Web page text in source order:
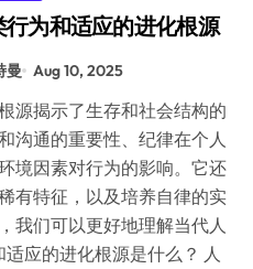
为和适应的进化根源
曼 Aug 10, 2025
沟通的重要性、纪律在个人
境因素对行为的影响。它还
有特征，以及培养自律的实
我们可以更好地理解当代人
应的进化根源是什么？ 人